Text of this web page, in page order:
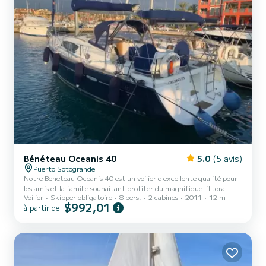
Bénéteau Oceanis 40 5.0 (5 avis)
Puerto Sotogrande
Notre Beneteau Oceanis 40 est un voilier d'excellente qualité pour
les amis et la famille souhaitant profiter du magnifique littoral
espagnol. Construit pour la simplicité, le plaisir et le confort, vous
ne serez pas déçu. Un bateau charter pour créer des souvenirs
Voilier Skipper obligatoire 8 pers. 2 cabines 2011 12 m
à partir de $992,01